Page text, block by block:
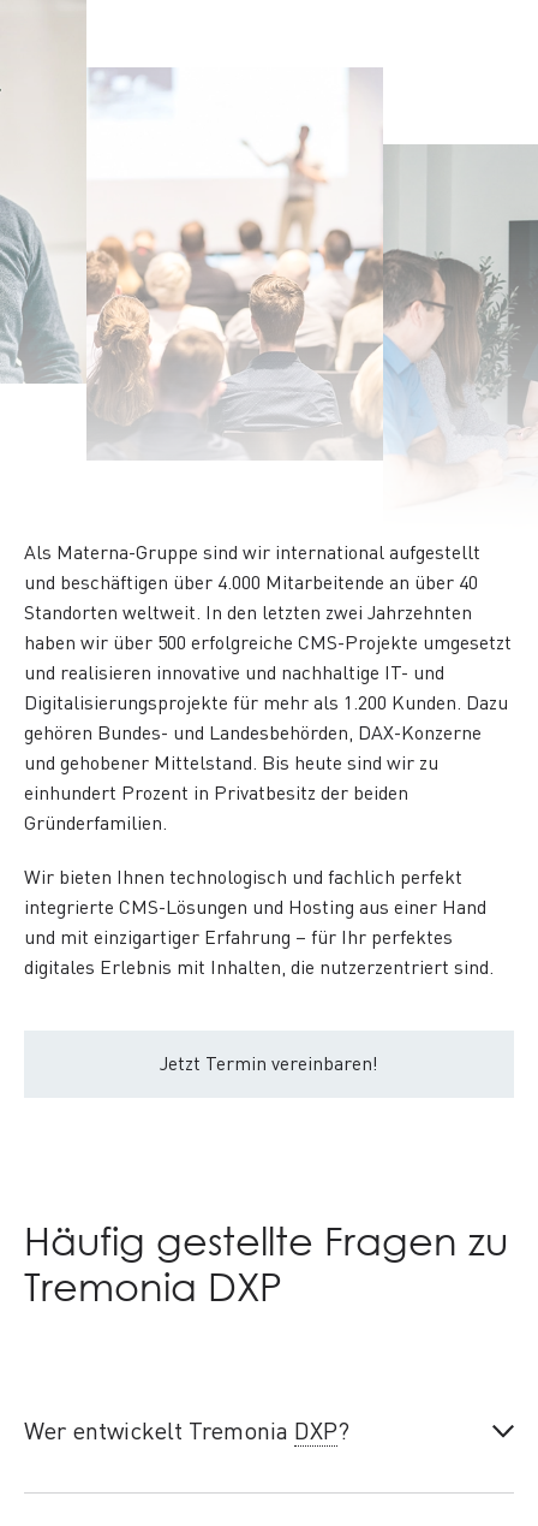
Als Materna-Gruppe sind wir international aufgestellt
und beschäftigen über 4.000 Mitarbeitende an über 40
Standorten weltweit. In den letzten zwei Jahrzehnten
haben wir über 500 erfolgreiche CMS-Projekte umgesetzt
und realisieren innovative und nachhaltige IT- und
Digitalisierungsprojekte für mehr als 1.200 Kunden. Dazu
gehören Bundes- und Landesbehörden, DAX-Konzerne
und gehobener Mittelstand. Bis heute sind wir zu
einhundert Prozent in Privatbesitz der beiden
Gründerfamilien.
Wir bieten Ihnen technologisch und fachlich perfekt
integrierte CMS-Lösungen und Hosting aus einer Hand
und mit einzigartiger Erfahrung – für Ihr perfektes
digitales Erlebnis mit Inhalten, die nutzerzentriert sind.
Jetzt Termin vereinbaren!
Häufig gestellte Fragen zu
Tremonia DXP
Wer entwickelt Tremonia DXP?